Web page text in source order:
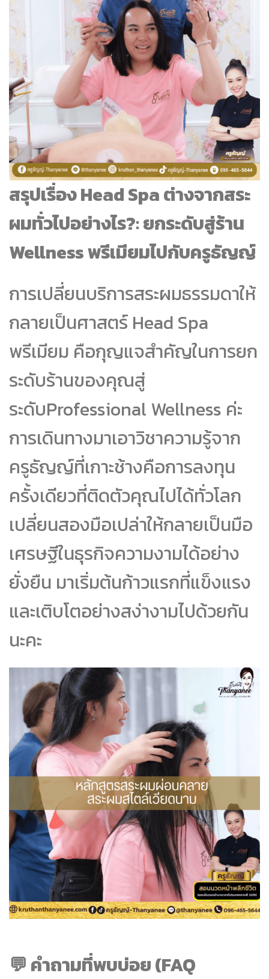
สรุปเรื่อง Head Spa ต่างจากสระ
ผมทั่วไปอย่างไร?: ยกระดับสู่ร้าน
Wellness พรีเมียมไปกับครูธัญญ์
การเปลี่ยนบริการสระผมธรรมดาให้
กลายเป็นศาสตร์ Head Spa
พรีเมียม คือกุญแจสำคัญในการยก
ระดับร้านของคุณสู่
ระดับProfessional Wellness ค่ะ
การเดินทางมาเอาวิชาความรู้จาก
ครูธัญญ์ที่เกาะช้างคือการลงทุน
ครั้งเดียวที่ติดตัวคุณไปได้ทั่วโลก
เปลี่ยนสองมือเปล่าให้กลายเป็นมือ
เศรษฐีในธุรกิจความงามได้อย่าง
ยั่งยืน มาเริ่มต้นก้าวแรกที่แข็งแรง
และเติบโตอย่างสง่างามไปด้วยกัน
นะคะ
💬 คำถามที่พบบ่อย (FAQ